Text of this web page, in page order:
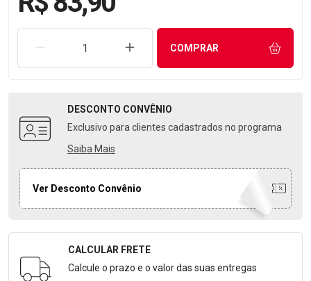
REMOVER UMA UNIDADEAUMENTAR UMA UNIDADE
COMPRAR
DESCONTO CONVÊNIO
Exclusivo para clientes cadastrados no programa
Saiba Mais
Ver Desconto Convênio
Formulário para Calcular o Frete
CALCULAR FRETE
Calcule o prazo e o valor das suas entregas